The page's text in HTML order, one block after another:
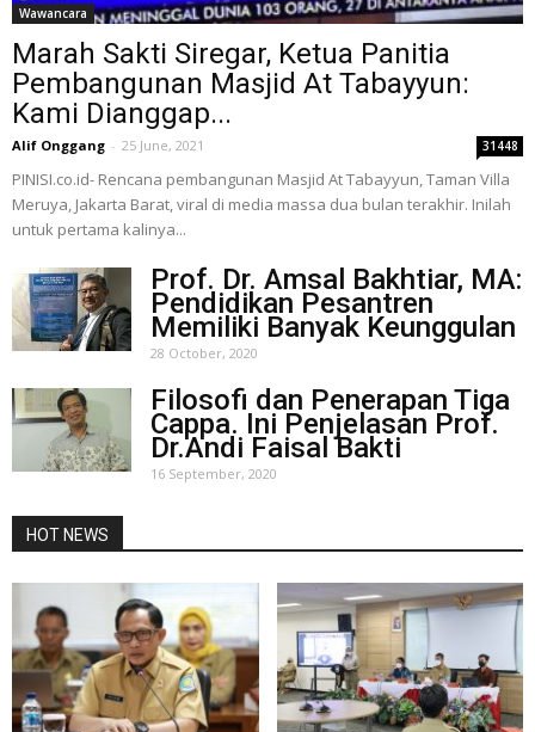
Wawancara
Marah Sakti Siregar, Ketua Panitia
Pembangunan Masjid At Tabayyun:
Kami Dianggap...
Alif Onggang - 25 June, 2021 31448
PINISI.co.id- Rencana pembangunan Masjid At Tabayyun, Taman Villa
Meruya, Jakarta Barat, viral di media massa dua bulan terakhir. Inilah
untuk pertama kalinya...
Prof. Dr. Amsal Bakhtiar, MA:
Pendidikan Pesantren
Memiliki Banyak Keunggulan
28 October, 2020
Filosofi dan Penerapan Tiga
Cappa. Ini Penjelasan Prof.
Dr.Andi Faisal Bakti
16 September, 2020
HOT NEWS